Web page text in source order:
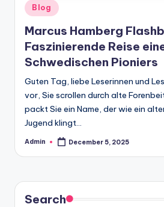
Posted
in
Blog
Marcus Hamberg
Faszinierende Reise
Schwedischen Pioniers
Guten Tag, liebe Leserinnen und
vor, Sie scrollen durch alte
packt Sie ein Name, der wie ein
Jugend klingt…
Posted
Admin December 5, 2025
Search